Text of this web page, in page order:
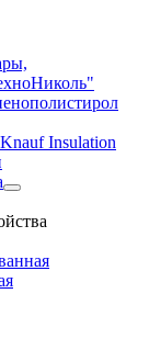
Insulation